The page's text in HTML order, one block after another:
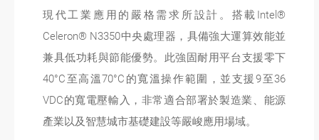
現代工業應用的嚴格需求所設計。搭載Intel®
Celeron® N3350中央處理器，具備強大運算效能並
兼具低功耗與節能優勢。此強固耐用平台支援零下
40°C至高溫70°C的寬溫操作範圍，並支援9至36
VDC的寬電壓輸入，非常適合部署於製造業、能源
產業以及智慧城市基礎建設等嚴峻應用場域。